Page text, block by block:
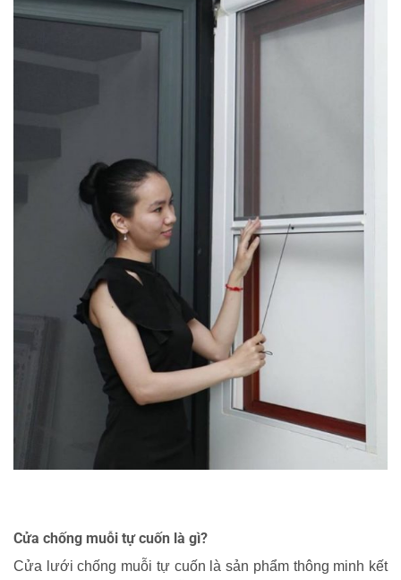
Cửa chống muỗi tự cuốn là gì?
Cửa lưới chống muỗi tự cuốn là sản phẩm thông minh kết